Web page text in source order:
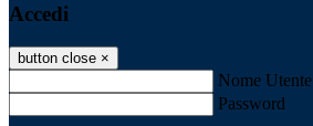
Accedi
button close ×
Nome Utente
Password